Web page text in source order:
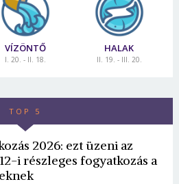
VÍZÖNTŐ
I. 20. - II. 18.
HALAK
II. 19. - III. 20.
TOP 5
2026: ezt üzeni az
i részleges fogyatkozás a